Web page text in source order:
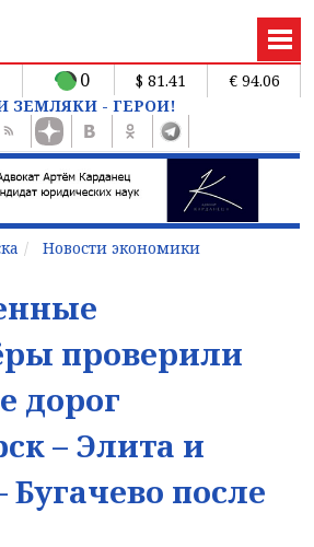
0 $ 81.41
€ 94.06
ЗЕМЛЯКИ - ГЕРОИ!
Новости экономики
проверили
дорог
– Элита и
после